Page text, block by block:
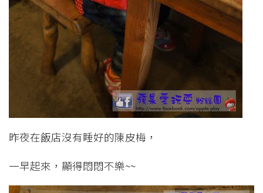
昨夜在飯店沒有睡好的陳皮梅，
一早起來，顯得悶悶不樂~~